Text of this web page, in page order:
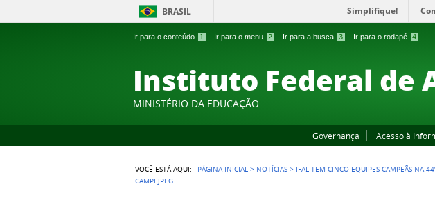
Ir para o conteúdo 1 Ir para o menu 2 Ir para a busca 3 Ir para o rodapé 4
BRASIL Simplifique!
Instituto Federal de
MINISTÉRIO DA EDUCAÇÃO
Governança Acesso à
VOCÊ ESTÁ AQUI: PÁGINA INICIAL > NOTÍCIAS > IFAL TEM CINCO EQUIPES CAMPEÃS NA
CAMPI.JPEG